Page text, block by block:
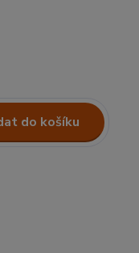
do košíku